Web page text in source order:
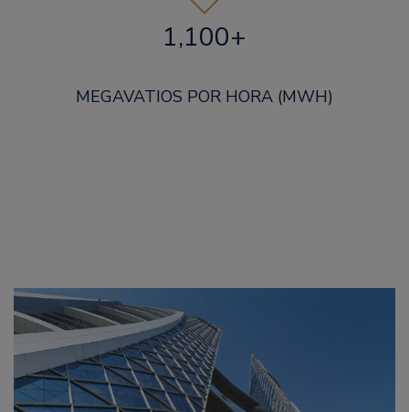
1,100+
MEGAVATIOS POR HORA (MWH)